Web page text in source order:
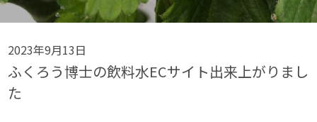
2023年9月13日
ふくろう博士の飲料水ECサイト出来上がりまし
た